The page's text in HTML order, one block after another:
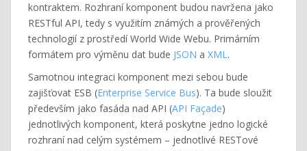
kontraktem. Rozhraní komponent budou navržena jako
RESTful API, tedy s využitím známých a prověřených
technologií z prostředí World Wide Webu. Primárním
formátem pro výměnu dat bude JSON a XML.
Samotnou integraci komponent mezi sebou bude
zajišťovat ESB (Enterprise Service Bus). Ta bude sloužit
především jako fasáda nad API (API Façade)
jednotlivých komponent, která poskytne jedno logické
rozhraní nad celým systémem – jednotlivé RESTové